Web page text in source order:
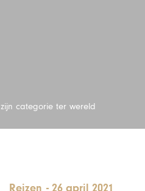
categorie ter wereld
Reizen -26 april 2021